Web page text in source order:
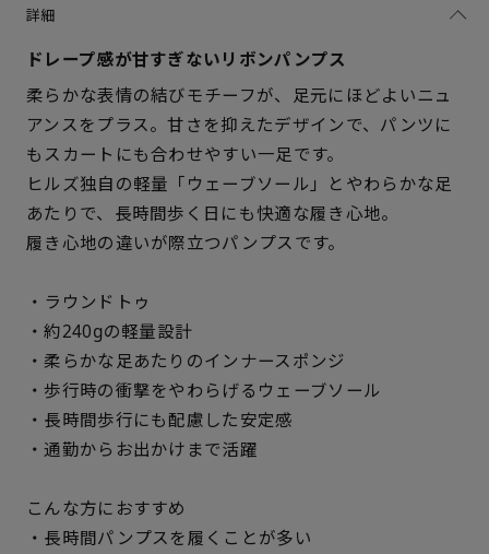
詳細
ドレープ感が甘すぎないリボンパンプス
柔らかな表情の結びモチーフが、足元にほどよいニュ
アンスをプラス。甘さを抑えたデザインで、パンツに
もスカートにも合わせやすい一足です。
ヒルズ独自の軽量「ウェーブソール」とやわらかな足
あたりで、長時間歩く日にも快適な履き心地。
履き心地の違いが際立つパンプスです。
・ラウンドトゥ
・約240gの軽量設計
・柔らかな足あたりのインナースポンジ
・歩行時の衝撃をやわらげるウェーブソール
・長時間歩行にも配慮した安定感
・通勤からお出かけまで活躍
こんな方におすすめ
・長時間パンプスを履くことが多い